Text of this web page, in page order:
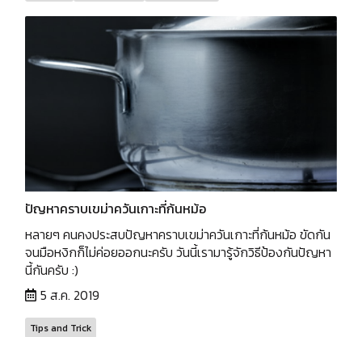
ปัญหาคราบเขม่าควันเกาะที่ก้นหม้อ
หลายๆ คนคงประสบปัญหาคราบเขม่าควันเกาะที่ก้นหม้อ ขัดกัน
จนมือหงิกก็ไม่ค่อยออกนะครับ วันนี้เรามารู้จักวิธีป้องกันปัญหา
นี้กันครับ :)
5 ส.ค. 2019
Tips and Trick